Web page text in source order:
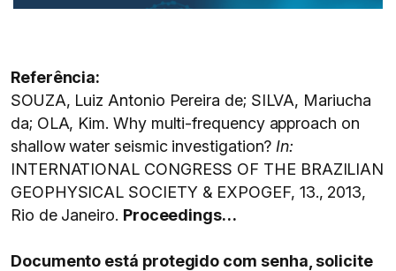
Referência:
SOUZA, Luiz Antonio Pereira de; SILVA, Mariucha
da; OLA, Kim. Why multi-frequency approach on
shallow water seismic investigation? In:
INTERNATIONAL CONGRESS OF THE BRAZILIAN
GEOPHYSICAL SOCIETY & EXPOGEF, 13., 2013,
Rio de Janeiro. Proceedings…
Documento está protegido com senha, solicite